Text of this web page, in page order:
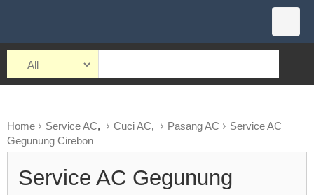
Home Service AC, Cuci AC, Pasang AC
Service AC
Gegunung Cirebon
Service AC Gegunung